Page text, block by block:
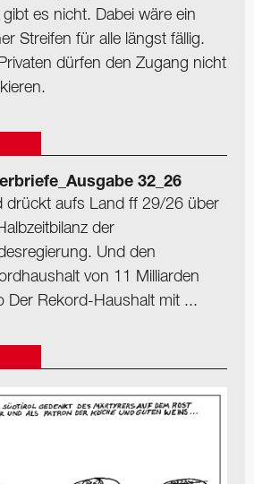
gibt es nicht. Dabei wäre ein
Streifen für alle längst fällig.
dürfen den Zugang nicht
32_26
drückt aufs Land ff 29/26 über
der
Und den
von 11 Milliarden
Der Rekord-Haushalt mit ...